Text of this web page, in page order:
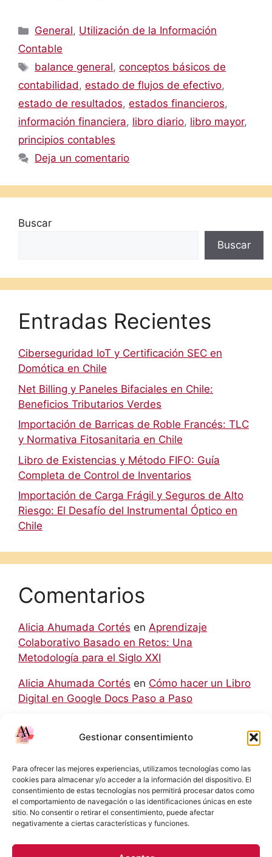
Gestionar consentimiento
Para ofrecer las mejores experiencias, utilizamos tecnologías como las
cookies para almacenar y/o acceder a la información del dispositivo. El
consentimiento de estas tecnologías nos permitirá procesar datos como
el comportamiento de navegación o las identificaciones únicas en este
sitio. No consentir o retirar el consentimiento, puede afectar
negativamente a ciertas características y funciones.
Categorías
General, Utilización de la Información
Contable
Etiquetas
balance general,conceptos básicos de
contabilidad, estado de flujos de efectivo,
estado de resultados, estados financieros,
información financiera, libro diario, libro mayor,
principios contables
Deja un comentario
Buscar
Buscar
Entradas Recientes
Ciberseguridad IoT y Certificación SEC en
Domótica en Chile
Net Billing y Paneles Bifaciales en Chile:
Beneficios Tributarios Verdes
Importación de Barricas de Roble Francés: TLC
y Normativa Fitosanitaria en Chile
Libro de Existencias y Método FIFO: Guía
Completa de Control de Inventarios
Importación de Carga Frágil y Seguros de Alto
Riesgo: El Desafío del Instrumental Óptico en
Chile
Comentarios
Alicia Ahumada Cortés en Aprendizaje
Colaborativo Basado en Retos: Una
Metodología para el Siglo XXI
Alicia Ahumada Cortés en Cómo hacer un Libro
Digital en Google Docs Paso a Paso
hello world
en Retos: Una Metodología para el Siglo XXI
RodolfoenCómo hacer un Libro Digital en
Google Docs Paso a Paso
Eliecer Campos CárdenasenDiferencias y
Relaciones entre las NIC y las NIIF: Una Guía